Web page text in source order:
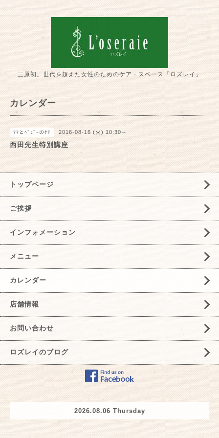
三原初。世代を超えた女性のためのケア・スペース「ロズレイ」
カレンダー
ﾏﾏとﾍﾞﾋﾞｰのｹｱ 2016-08-16 (火) 10:30～
西田先生特別講座
トップページ
ご挨拶
インフォメーション
メニュー
カレンダー
店舗情報
お問い合わせ
ロズレイのブログ
2026.08.06 Thursday